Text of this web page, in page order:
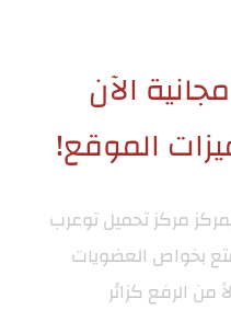
الآن
الموقع!
مركز تحميل توعرب
بخواص العضويات
من الرفع كزائر